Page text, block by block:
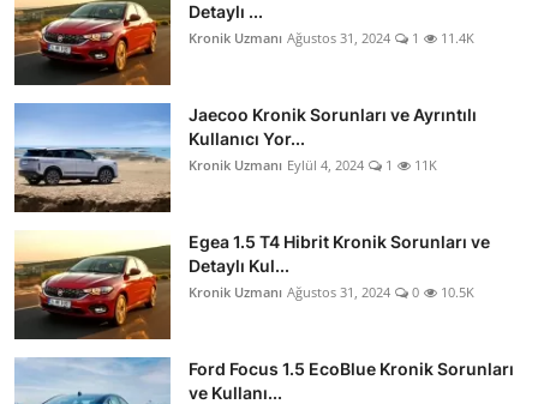
Detaylı ...
Kronik Uzmanı Ağustos 31, 2024 1 11.4K
Jaecoo Kronik Sorunları ve Ayrıntılı
Kullanıcı Yor...
Kronik Uzmanı Eylül 4, 2024 1 11K
Egea 1.5 T4 Hibrit Kronik Sorunları ve
Detaylı Kul...
Kronik Uzmanı Ağustos 31, 2024 0 10.5K
Ford Focus 1.5 EcoBlue Kronik Sorunları
ve Kullanı...